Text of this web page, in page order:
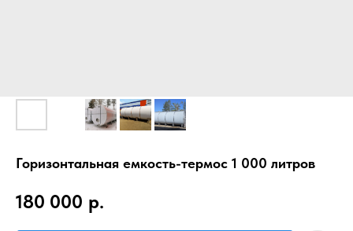
Горизонтальная емкость-термос 1 000 литров
180 000 р.